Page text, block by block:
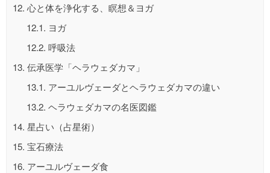
12. 心と体を浄化する、瞑想＆ヨガ
12.1. ヨガ
12.2. 呼吸法
13. 伝承医学「ヘラウェダカマ」
13.1. アーユルヴェーダとヘラウェダカマの違い
13.2. ヘラウェダカマの名医図鑑
14. 星占い（占星術）
15. 宝石療法
16. アーユルヴェーダ食